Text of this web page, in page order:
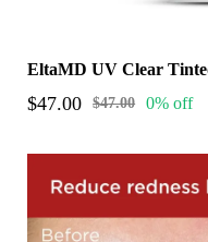
$47.00 $47.00 0% off